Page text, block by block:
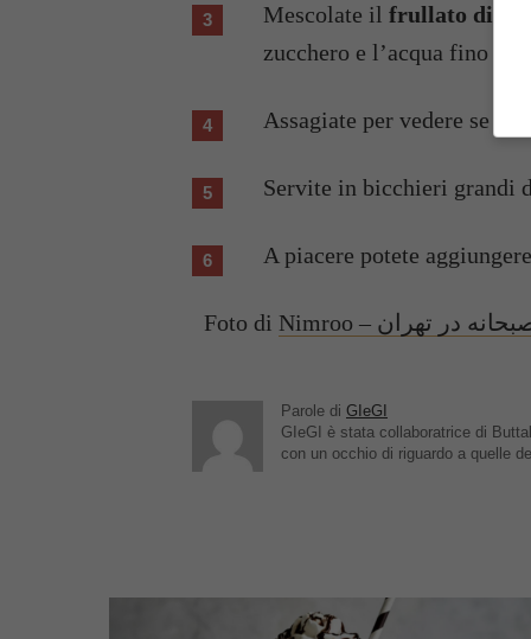
Mescolate il frullato di
zucchero e l’acqua fino a
Assagiate per vedere se
Servite in bicchieri grandi
A piacere potete
Foto di
Parole di GIeGI
GIeGI è stata collaboratrice di
con un occhio di riguardo a quelle